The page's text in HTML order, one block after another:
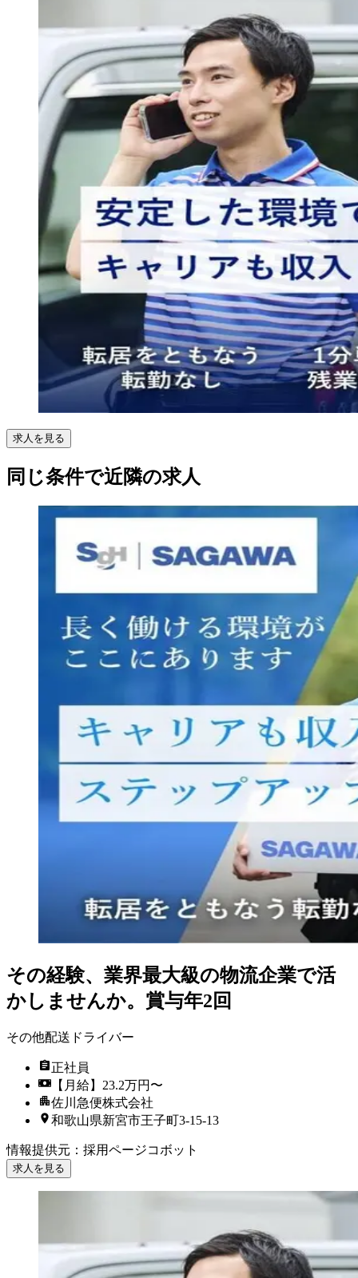
求人を見る
同じ条件で近隣の求人
その経験、業界最大級の物流企業で活
かしませんか。賞与年2回
その他配送ドライバー
正社員
【月給】23.2万円〜
佐川急便株式会社
和歌山県新宮市王子町3-15-13
情報提供元 ： 採用ページコボット
求人を見る